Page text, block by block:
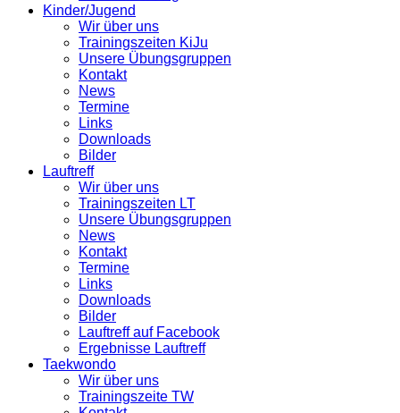
Kinder/Jugend
Wir über uns
Trainingszeiten KiJu
Unsere Übungsgruppen
Kontakt
News
Termine
Links
Downloads
Bilder
Lauftreff
Wir über uns
Trainingszeiten LT
Unsere Übungsgruppen
News
Kontakt
Termine
Links
Downloads
Bilder
Lauftreff auf Facebook
Ergebnisse Lauftreff
Taekwondo
Wir über uns
Trainingszeite TW